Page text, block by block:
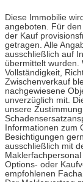
Diese Immobilie
angeboten. Für
der Kauf
getragen. Alle
ausschließlich auf
übermittelt wurden.
Vollständigkeit,
Zwischenverkauf
nachgewiesene
unverzüglich mit.
unsere
Informationen zum
Besichtigungen
ausschließlich mit
Options- oder
empfohlenen